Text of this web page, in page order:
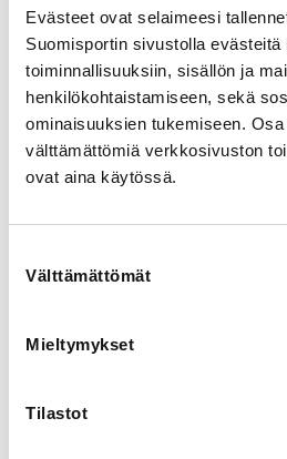
Evästeet ovat selaimeesi
Suomisportin sivustolla evästeitä
toiminnallisuuksiin, sisällön ja
henkilökohtaistamiseen, sekä
ominaisuuksien tukemiseen.
välttämättömiä verkkosivuston
ovat aina käytössä.
valinta
Välttämättömät
Mieltymykset
Tilastot
Helsinki
SPORTS
Kanoottimelonta
Su 25.2.2024 at 17:00 - Tu
alicia.perho@gmail.com
0405806389
INSTRUCTORS